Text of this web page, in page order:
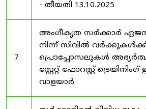
- തീയതി 13.10.2025
7
അംഗീകൃത സർക്കാർ
നിന്ന് സിവിൽ
പ്രൊപ്പോസലുകൾ
സ്റ്റേറ്റ് ഫോറസ്റ്റ് ട്രെയിനിംഗ്
വാളയാർ